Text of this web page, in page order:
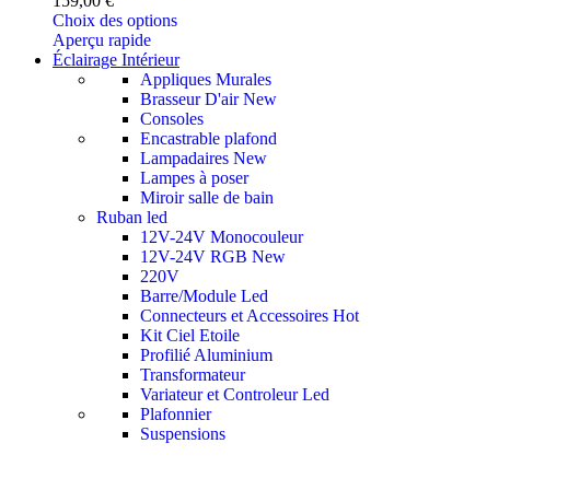
Choix des options
Aperçu rapide
Éclairage Intérieur
Appliques Murales
Brasseur D'airNew
Consoles
Encastrable plafond
Lampadaires New
Lampes à poser
Miroir salle de bain
Ruban led
12V-24V Monocouleur
12V-24V RGB New
220V
Barre/Module Led
Connecteurs et Accessoires Hot
Kit Ciel Etoile
Profilié Aluminium
Transformateur
Variateur et Controleur Led
Plafonnier
Suspensions